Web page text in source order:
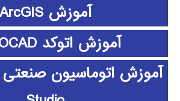
آموزش ArcGIS
آموزش اتوکد AUTOCAD